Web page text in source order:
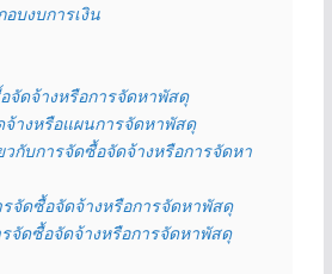
อบงบการเงิน
จัดจ้างหรือการจัดหาพัสดุ
างหรือแผนการจัดหาพัสดุ
วกับการจัดซื้อจัดจ้างหรือการจัดหา
จัดซื้อจัดจ้างหรือการจัดหาพัสดุ
จัดซื้อจัดจ้างหรือการจัดหาพัสดุ